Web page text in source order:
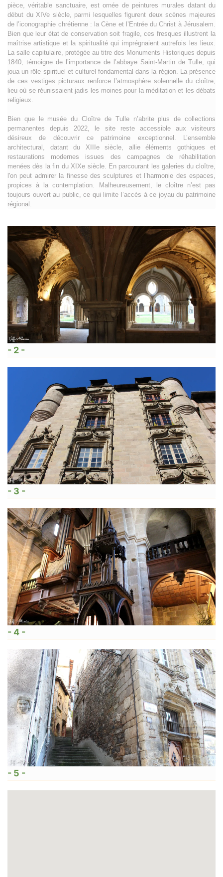
pièce, véritable sanctuaire, est ornée de peintures murales datant du
début du XIVe siècle, parmi lesquelles figurent deux scènes majeures
de l’iconographie chrétienne : la Cène et l’Entrée du Christ à Jérusalem.
Bien que leur état de conservation soit fragile, ces fresques illustrent la
maîtrise artistique et la spiritualité qui imprégnaient autrefois les lieux.
La salle capitulaire, protégée au titre des Monuments Historiques depuis
1840, témoigne de l’importance de l’abbaye Saint-Martin de Tulle, qui
joua un rôle spirituel et culturel fondamental dans la région. La présence
de ces vestiges picturaux renforce l’atmosphère solennelle du cloître,
lieu où se réunissaient jadis les moines pour la méditation et les débats
religieux.
Bien que le musée du Cloître de Tulle n’abrite plus de collections
permanentes depuis 2022, le site reste accessible aux visiteurs
désireux de découvrir ce patrimoine exceptionnel. L’ensemble
architectural, datant du XIIIe siècle, allie éléments gothiques et
restaurations modernes issues des campagnes de réhabilitation
menées dès la fin du XIXe siècle. En parcourant les galeries du cloître,
l'on peut admirer la finesse des sculptures et l’harmonie des espaces,
propices à la contemplation. Malheureusement, le cloître n’est pas
toujours ouvert au public, ce qui limite l’accès à ce joyau du patrimoine
régional.
- 2 -
- 3 -
- 4 -
- 5 -